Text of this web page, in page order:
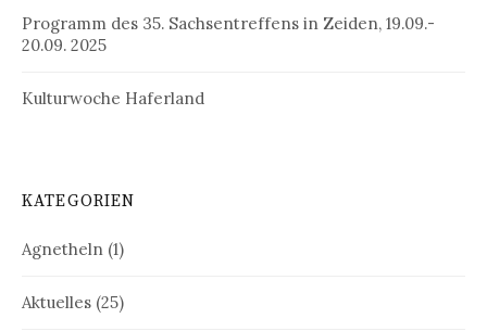
Programm des 35. Sachsentreffens in Zeiden, 19.09.-
20.09. 2025
Kulturwoche Haferland
KATEGORIEN
Agnetheln (1)
Aktuelles (25)